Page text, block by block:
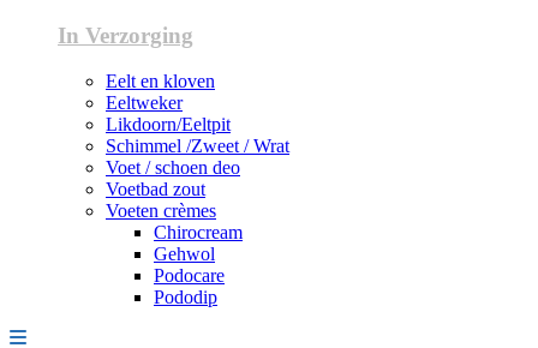
In Verzorging
Eelt en kloven
Eeltweker
Likdoorn/Eeltpit
Schimmel /Zweet / Wrat
Voet / schoen deo
Voetbad zout
Voeten crèmes
Chirocream
Gehwol
Podocare
Pododip